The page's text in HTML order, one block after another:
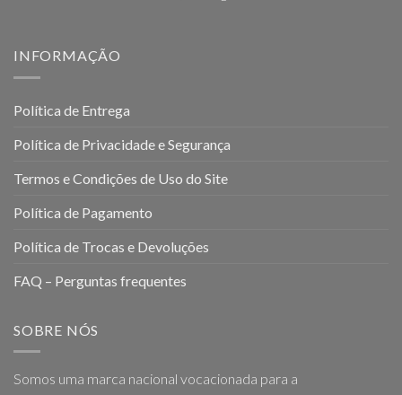
INFORMAÇÃO
Política de Entrega
Política de Privacidade e Segurança
Termos e Condições de Uso do Site
Política de Pagamento
Política de Trocas e Devoluções
FAQ – Perguntas frequentes
SOBRE NÓS
Somos uma marca nacional vocacionada para a